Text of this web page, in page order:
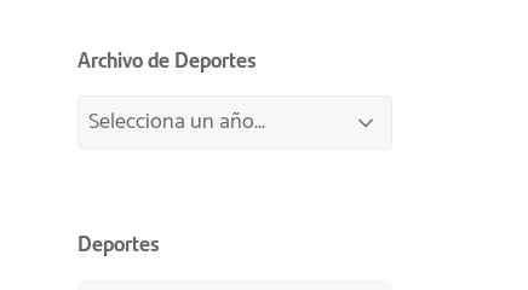
Archivo de Deportes
Deportes